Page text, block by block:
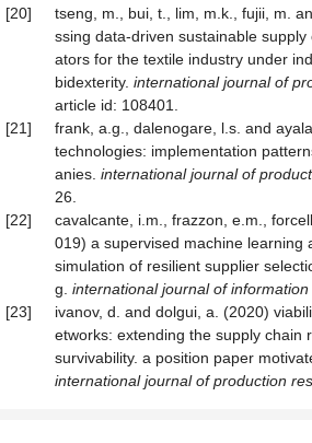
[20]
tseng, m., bui, t., lim, m.k., fujii, m.
ssing data-driven sustainable
ators for the textile industry under
bidexterity. international journal of
article id: 108401.
[21]
frank, a.g., dalenogare, l.s. and
technologies: implementation
anies. international journal of
26.
[22]
cavalcante, i.m., frazzon, e.m.,
019) a supervised machine learning
simulation of resilient supplier
g. international journal of
[23]
ivanov, d. and dolgui, a. (2020)
etworks: extending the supply chain
survivability. a position paper
international journal of production